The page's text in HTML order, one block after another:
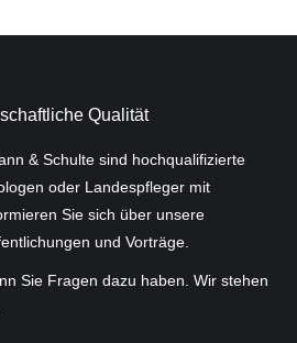
Qualität
& Schulte sind hochqualifizierte
oder Landespfleger mit
Sie sich über unsere
und Vorträge.
Sie Fragen dazu haben. Wir stehen